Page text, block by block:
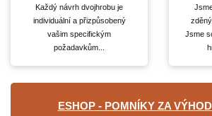
Každý návrh dvojhrobu je
individuální a přizpůsobený
vašim specifickým
požadavkům...
Jsme
ESHOP - POMNÍKY ZA